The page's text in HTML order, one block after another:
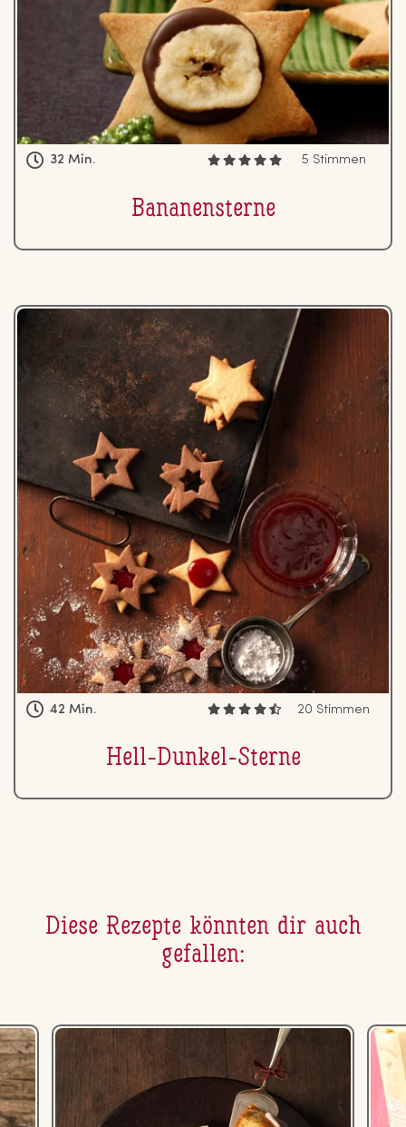
32 Min. 5 Stimmen
Ba­na­nens­ter­ne
42 Min. 20 Stimmen
Hell-Dunkel-Sterne
Diese Rezepte könnten dir auch
gefallen: